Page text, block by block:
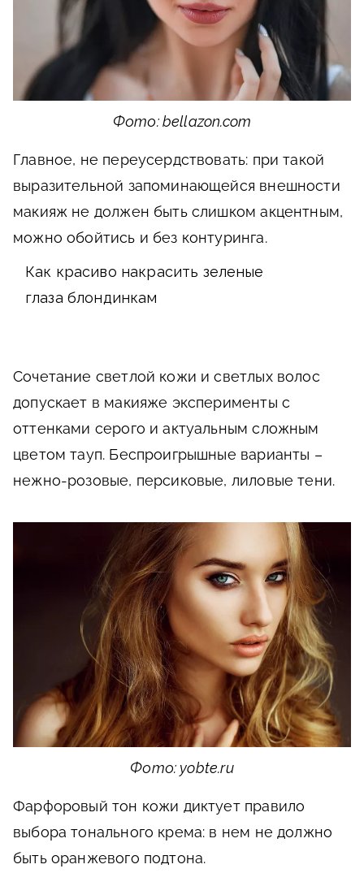
Фото: bellazon.com
Главное, не переусердствовать: при такой
выразительной запоминающейся внешности
макияж не должен быть слишком акцентным,
можно обойтись и без контуринга.
Как красиво накрасить зеленые
глаза блондинкам
Сочетание светлой кожи и светлых волос
допускает в макияже эксперименты с
оттенками серого и актуальным сложным
цветом тауп. Беспроигрышные варианты –
нежно-розовые, персиковые, лиловые тени.
Фото: yobte.ru
Фарфоровый тон кожи диктует правило
выбора тонального крема: в нем не должно
быть оранжевого подтона.